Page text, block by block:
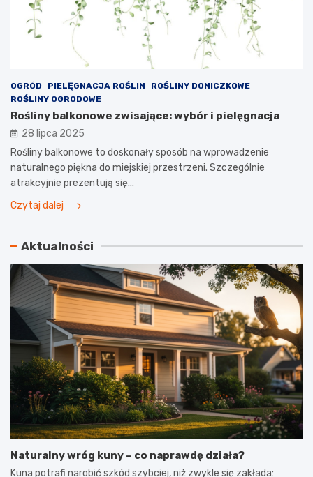
OGRÓD PIELĘGNACJA ROŚLIN
ROŚLINY DONICZKOWE
ROŚLINY OGRODOWE
Rośliny balkonowe zwisające: wybór i pielęgnacja
28 lipca 2025
Rośliny balkonowe to doskonały sposób na wprowadzenie
naturalnego piękna do miejskiej przestrzeni. Szczególnie
atrakcyjnie prezentują się…
Czytaj dalej
Aktualności
Naturalny wróg kuny – co naprawdę działa?
Kuna potrafi narobić szkód szybciej, niż zwykle się zakłada: